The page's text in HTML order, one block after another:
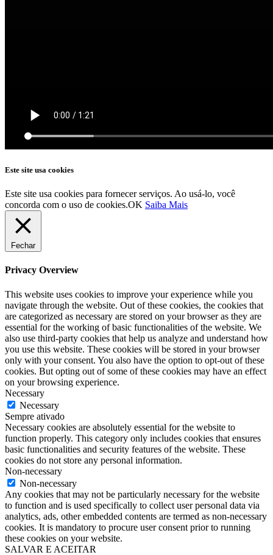
Este site usa cookies
Este site usa cookies para fornecer serviços. Ao usá-lo, você
concorda com o uso de cookies.OK Saiba Mais
Fechar
Privacy Overview
This website uses cookies to improve your experience while you
navigate through the website. Out of these cookies, the cookies that
are categorized as necessary are stored on your browser as they are
essential for the working of basic functionalities of the website. We
also use third-party cookies that help us analyze and understand how
you use this website. These cookies will be stored in your browser
only with your consent. You also have the option to opt-out of these
cookies. But opting out of some of these cookies may have an effect
on your browsing experience.
Necessary
Necessary
Sempre ativado
Necessary cookies are absolutely essential for the website to
function properly. This category only includes cookies that ensures
basic functionalities and security features of the website. These
cookies do not store any personal information.
Non-necessary
Non-necessary
Any cookies that may not be particularly necessary for the website
to function and is used specifically to collect user personal data via
analytics, ads, other embedded contents are termed as non-necessary
cookies. It is mandatory to procure user consent prior to running
these cookies on your website.
SALVAR E ACEITAR